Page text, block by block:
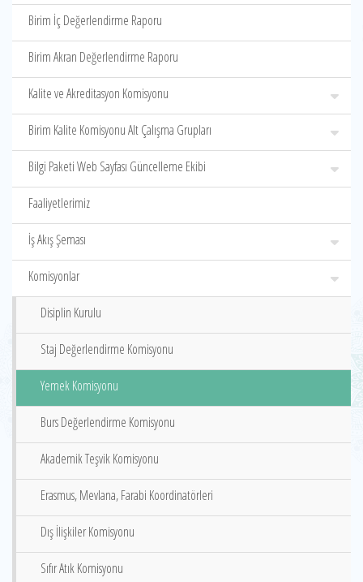
Birim İç Değerlendirme Raporu
Birim Akran Değerlendirme Raporu
Kalite ve Akreditasyon Komisyonu
Birim Kalite Komisyonu Alt Çalışma Grupları
Bilgi Paketi Web Sayfası Güncelleme Ekibi
Faaliyetlerimiz
İş Akış Şeması
Komisyonlar
Disiplin Kurulu
Staj Değerlendirme Komisyonu
Yemek Komisyonu
Burs Değerlendirme Komisyonu
Akademik Teşvik Komisyonu
Erasmus, Mevlana, Farabi Koordinatörleri
Dış İlişkiler Komisyonu
Sıfır Atık Komisyonu